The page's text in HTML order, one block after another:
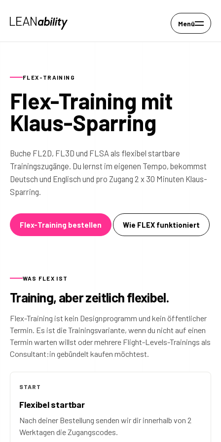
Menü
FLEX-TRAINING
Flex-Training mit
Klaus-Sparring
Buche FL2D, FL3D und FLSA als flexibel startbare
Trainingszugänge. Du lernst im eigenen Tempo, bekommst
Deutsch und Englisch und pro Zugang 2 x 30 Minuten Klaus-
Sparring.
Flex-Training bestellen Wie FLEX funktioniert
WAS FLEX IST
Training, aber zeitlich flexibel.
Flex-Training ist kein Designprogramm und kein öffentlicher
Termin. Es ist die Trainingsvariante, wenn du nicht auf einen
Termin warten willst oder mehrere Flight-Levels-Trainings als
Consultant:in gebündelt kaufen möchtest.
START
Flexibel startbar
Nach deiner Bestellung senden wir dir innerhalb von 2
Werktagen die Zugangscodes.